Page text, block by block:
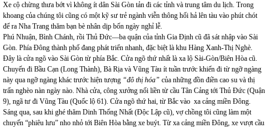
Xe cộ chừng thưa bớt vì không ít dân Sài Gòn tản đi các tỉnh và trung tâm du lịch. Trong
khoang của chúng tôi cũng có một kỹ sư trẻ ngành viễn thông hối hả lên tàu vào phút chót
để ra Nha Trang thăm bạn bè nhân dịp bốn ngày nghỉ lễ.
Phú Nhuận, Bình Chánh, rồi Thủ Đức—ba quận của tỉnh Gia Định cũ đã sát nhập vào Sài
Gòn. Phía Đông thành phố đang phát triển nhanh, đặc biệt là khu Hàng Xanh-Thị Nghè.
Đây là cửa ngõ vào Sài Gòn từ phía Bắc. Cửa ngõ thứ nhất là xa lộ Sài-Gòn/Biên Hòa cũ.
Chuyến đi Bầu Cạn (Long Thành), Bà Rịa và Vũng Tàu ít tuần trước khiến đi từ ngỡ ngàng
này qua ngỡ ngàng khác trước hiện tượng “đô thị hóa” của những đồn điền cao su và thị
trấn nghèo nàn ngày nào. Nhà cửa, công xưởng nối liền từ cầu Tân Cảng tới Thủ Đức (Quận
9), ngã tư đi Vũng Tàu (Quốc lộ 61). Cửa ngõ thứ hai, từ Bắc vào xa cảng miền Đông.
Sáng qua, sau khi ghé thăm Dinh Thống Nhất (Độc Lập cũ), vợ chồng tôi cũng làm một
chuyến “phiêu lưu” nho nhỏ tới Biên Hòa bằng xe buýt. Từ xa cảng miền Đông, xe vượt cầu